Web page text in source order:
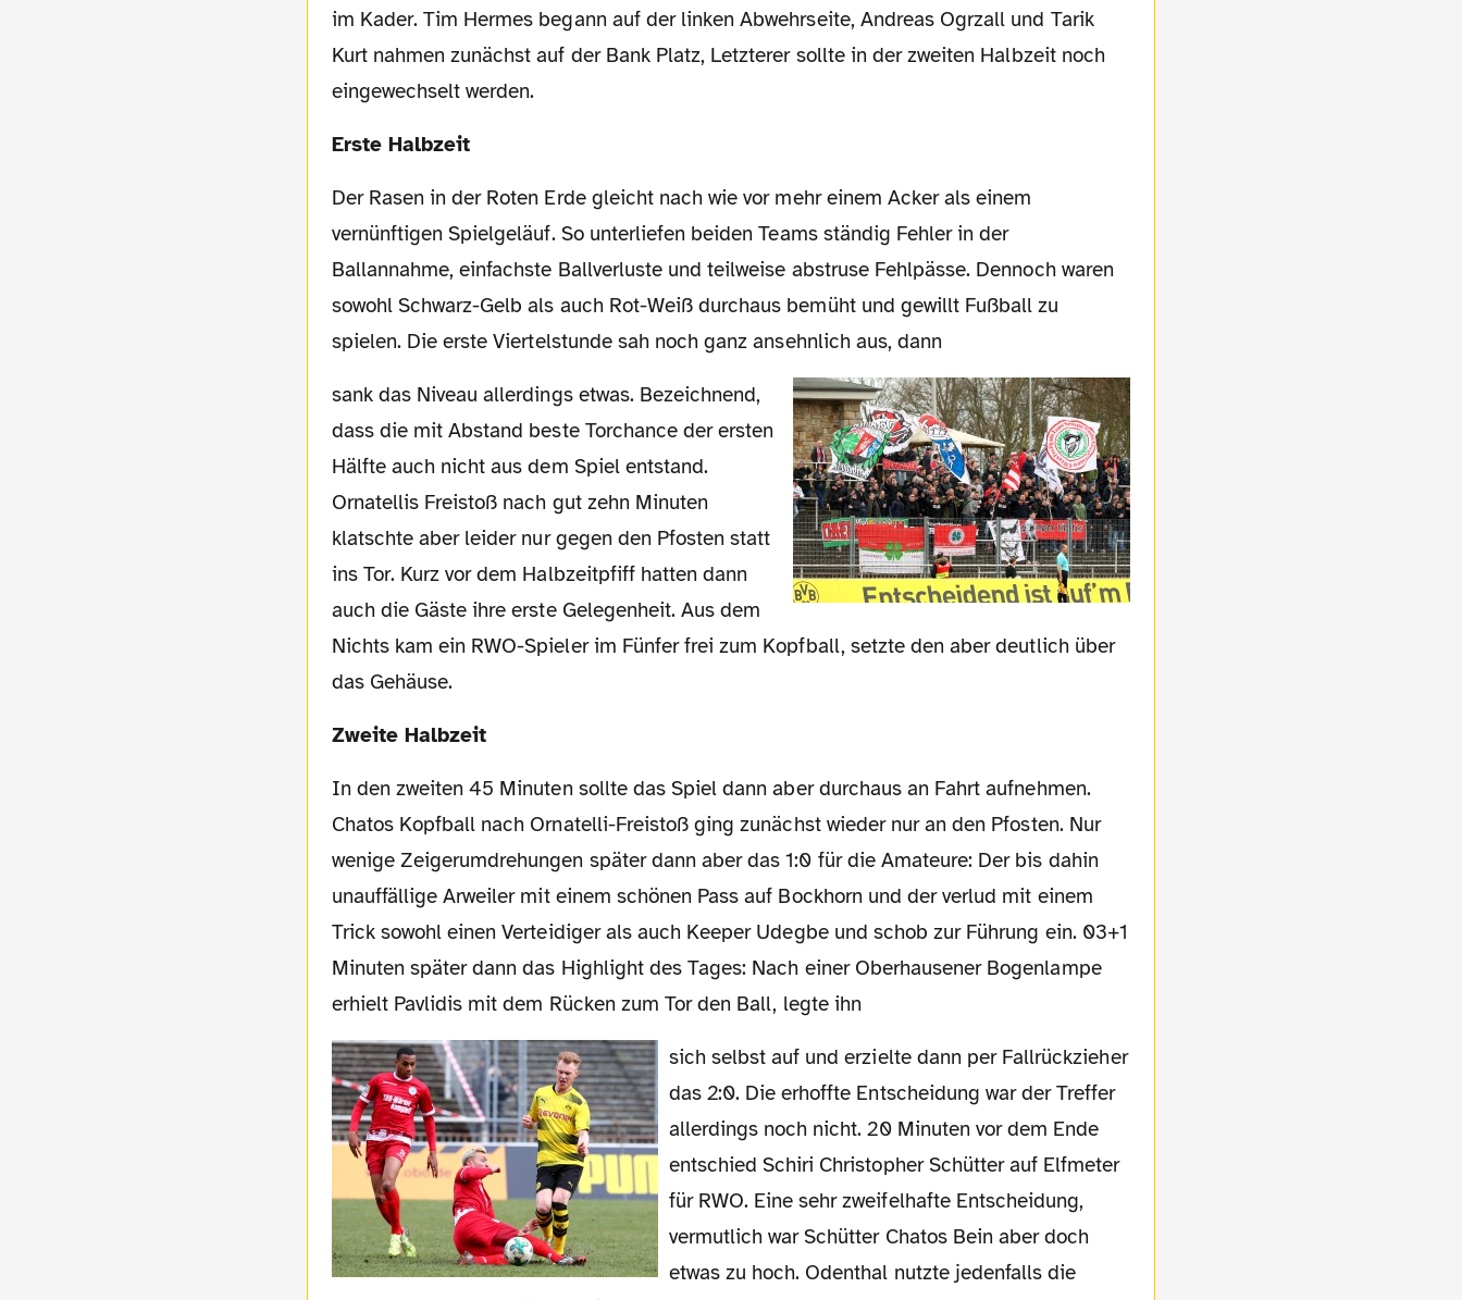
im Kader. Tim Hermes begann auf der linken Abwehrseite, Andreas Ogrzall und Tarik
Kurt nahmen zunächst auf der Bank Platz, Letzterer sollte in der zweiten Halbzeit noch
eingewechselt werden.
Erste Halbzeit
Der Rasen in der Roten Erde gleicht nach wie vor mehr einem Acker als einem
vernünftigen Spielgeläuf. So unterliefen beiden Teams ständig Fehler in der
Ballannahme, einfachste Ballverluste und teilweise abstruse Fehlpässe. Dennoch waren
sowohl Schwarz-Gelb als auch Rot-Weiß durchaus bemüht und gewillt Fußball zu
spielen. Die erste Viertelstunde sah noch ganz ansehnlich aus, dann
sank das Niveau allerdings etwas. Bezeichnend,
dass die mit Abstand beste Torchance der ersten
Hälfte auch nicht aus dem Spiel entstand.
Ornatellis Freistoß nach gut zehn Minuten
klatschte aber leider nur gegen den Pfosten statt
ins Tor. Kurz vor dem Halbzeitpfiff hatten dann
auch die Gäste ihre erste Gelegenheit. Aus dem
Nichts kam ein RWO-Spieler im Fünfer frei zum Kopfball, setzte den aber deutlich über
das Gehäuse.
Zweite Halbzeit
In den zweiten 45 Minuten sollte das Spiel dann aber durchaus an Fahrt aufnehmen.
Chatos Kopfball nach Ornatelli-Freistoß ging zunächst wieder nur an den Pfosten. Nur
wenige Zeigerumdrehungen später dann aber das 1:0 für die Amateure: Der bis dahin
unauffällige Arweiler mit einem schönen Pass auf Bockhorn und der verlud mit einem
Trick sowohl einen Verteidiger als auch Keeper Udegbe und schob zur Führung ein. 03+1
Minuten später dann das Highlight des Tages: Nach einer Oberhausener Bogenlampe
erhielt Pavlidis mit dem Rücken zum Tor den Ball, legte ihn
sich selbst auf und erzielte dann per Fallrückzieher
das 2:0. Die erhoffte Entscheidung war der Treffer
allerdings noch nicht. 20 Minuten vor dem Ende
entschied Schiri Christopher Schütter auf Elfmeter
für RWO. Eine sehr zweifelhafte Entscheidung,
vermutlich war Schütter Chatos Bein aber doch
etwas zu hoch. Odenthal nutzte jedenfalls die